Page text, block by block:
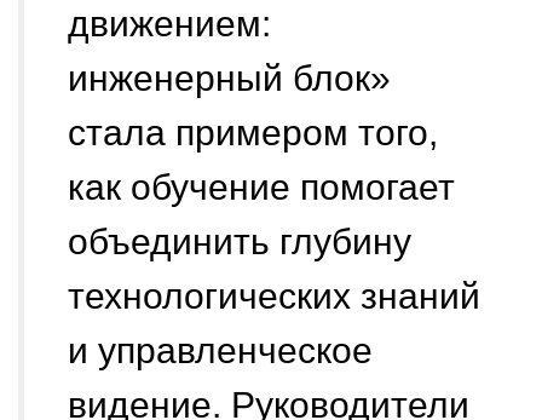
движением:
инженерный блок»
стала примером того,
как обучение помогает
объединить глубину
технологических знаний
и управленческое
видение. Руководители